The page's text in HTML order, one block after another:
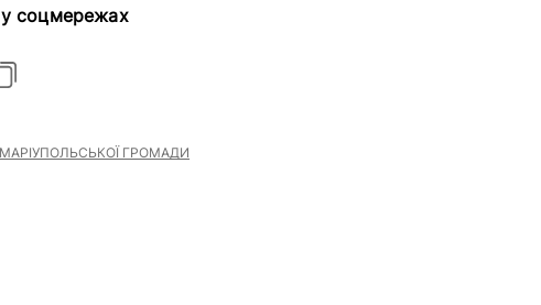
соцмережах
ГРОМАДИ